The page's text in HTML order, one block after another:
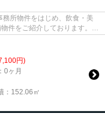
所物件をはじめ、飲食・美
件をご紹介しております。
円)
0ヶ月
：152.06㎡